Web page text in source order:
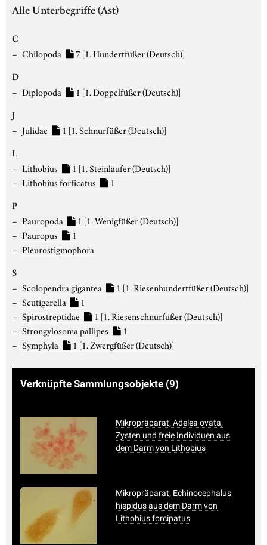
Alle Unterbegriffe (Ast)
C
Chilopoda 7 [1. Hundertfüßer (Deutsch)]
D
Diplopoda 1 [1. Doppelfüßer (Deutsch)]
J
Julidae 1 [1. Schnurfüßer (Deutsch)]
L
Lithobius 1 [1. Steinläufer (Deutsch)]
Lithobius forficatus
1
P
Pauropoda 1 [1. Wenigfüßer (Deutsch)]
Pauropus
1
Pleurostigmophora
S
Scolopendra gigantea 1 [1. Riesenhundertfüßer (Deutsch)]
Scutigerella
1
Spirostreptidae
1 [1. Riesenschnurfüßer (Deutsch)]
Strongylosoma pallipes
1
Symphyla
1 [1. Zwergfüßer (Deutsch)]
Verknüpfte Sammlungsobjekte (9)
Mikropräparat, Adelea ovata,
Zysten und freie Individuen aus
dem Darm von Lithobius
Mikropräparat, Echinocephalus
hispidus aus dem Darm von
Lithobius forcipatus